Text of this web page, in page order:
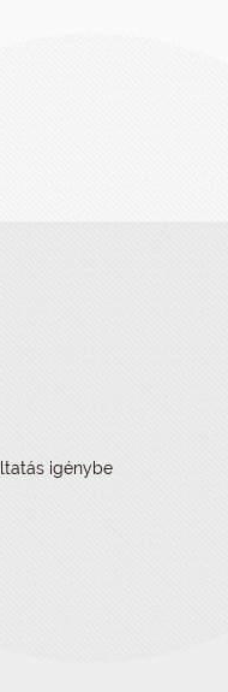
igénybe